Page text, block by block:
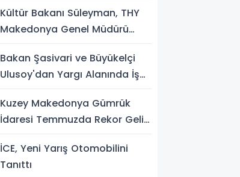
Kültür Bakanı Süleyman, THY
Makedonya Genel Müdürü
Bakan Şasivari ve Büyükelçi
Ulusoy'dan Yargı Alanında İş
Kuzey Makedonya Gümrük
İdaresi Temmuzda Rekor Gelir
İCE, Yeni Yarış Otomobilini
Tanıttı